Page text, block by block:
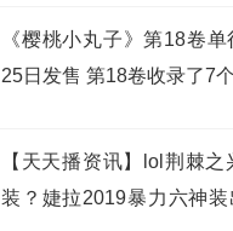
《樱桃小丸子》第18卷
25日发售 第18卷收录了7
【天天播资讯】lol荆棘之
装？婕拉2019暴力六神